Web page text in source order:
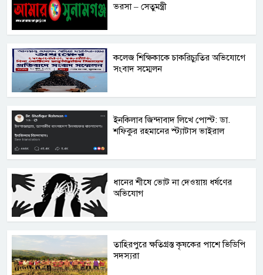
ভরসা – সেতুমন্ত্রী
কলেজ শিক্ষিকাকে চাকরিচ্যুতির অভিযোগে
সংবাদ সম্মেলন
ইনকিলাব জিন্দাবাদ লিখে পোস্ট: ডা.
শফিকুর রহমানের স্ট্যাটাস ভাইরাল
ধানের শীষে ভোট না দেওয়ায় ধর্ষণের
অভিযোগ
তাহিরপুরে ক্ষতিগ্রস্ত কৃষকের পাশে ভিডিপি
সদস্যরা